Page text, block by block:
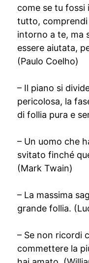
come se tu fossi
tutto,
intorno a te, ma
essere aiutata,
(Paulo Coelho)
– Il piano si
pericolosa, la
di follia pura e
– Un uomo che
svitato finché
(Mark Twain)
– La massima
grande follia.
– Se non ricordi
commettere la